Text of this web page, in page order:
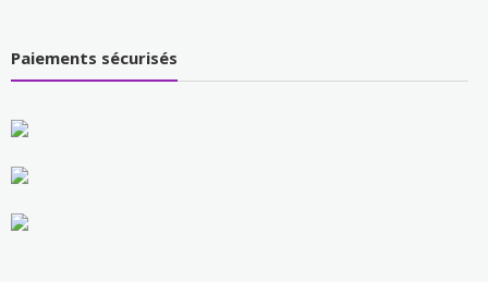
Paiements sécurisés